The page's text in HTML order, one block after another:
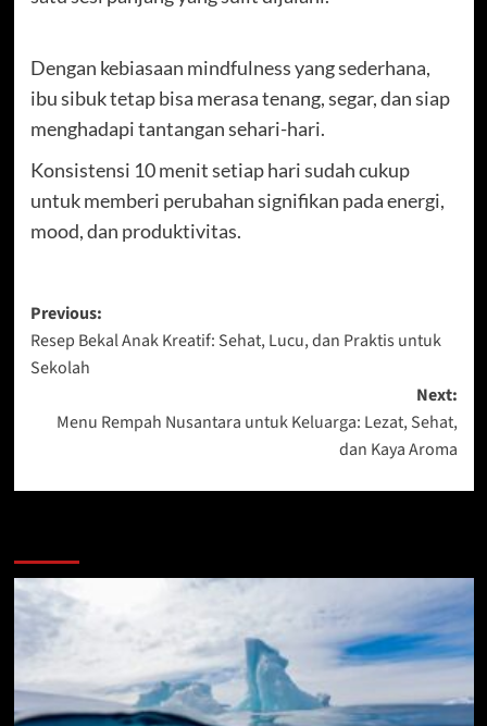
Dengan kebiasaan mindfulness yang sederhana,
ibu sibuk tetap bisa merasa tenang, segar, dan siap
menghadapi tantangan sehari-hari.
Konsistensi 10 menit setiap hari sudah cukup
untuk memberi perubahan signifikan pada energi,
mood, dan produktivitas.
Post
navigation
Previous:
Resep Bekal Anak Kreatif: Sehat, Lucu, dan Praktis untuk
Sekolah
Next:
Menu Rempah Nusantara untuk Keluarga: Lezat, Sehat,
dan Kaya Aroma